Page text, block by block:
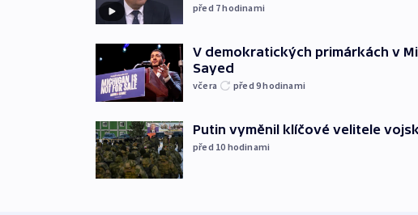
před 7hodinami
V demokratických primárkách v
Sayed
včera před 9hodinami
Putin vyměnil klíčové velitele vojsk
před 10 hodinami